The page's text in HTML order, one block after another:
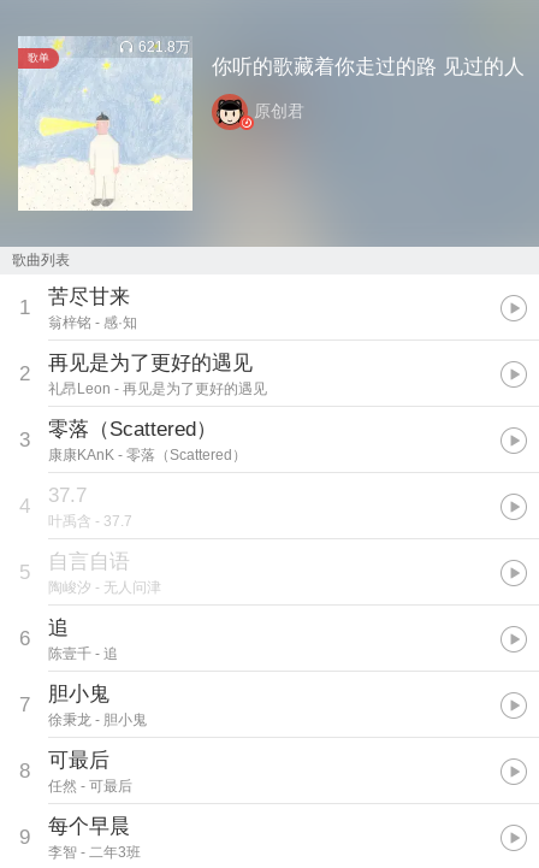
歌单
621.8万
你听的歌藏着你走过的路 见过的人
原创君
歌曲列表
1 苦尽甘来
翁梓铭 - 感·知
2 再见是为了更好的遇见
礼昂Leon - 再见是为了更好的遇见
3 零落（Scattered）
康康KAnK - 零落（Scattered）
4 37.7
叶禹含 - 37.7
5 自言自语
陶峻汐 - 无人问津
6 追
陈壹千 - 追
7 胆小鬼
徐秉龙 - 胆小鬼
8 可最后
任然 - 可最后
9 每个早晨
李智 - 二年3班